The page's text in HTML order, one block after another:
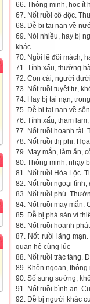
66. Thông minh, học ít
67. Nốt ruồi cô độc.
68. Dễ bị tai nạn về
69. Nói nhiều, hay bị
khác
70. Ngồi lê đôi mách,
71. Tính xấu, thường
72. Con cái, người
73. Nốt ruồi tuyệt tự,
74. Hay bị tai nạn,
75. Dễ bị tai nạn về
76. Tính xấu, tham
77. Nốt ruồi hoạnh tài.
78. Nốt ruồi thị phi.
79. May mắn, làm ăn,
80. Thông minh, nhạy
81. Nốt ruồi Hòa Lộc.
82. Nốt ruồi ngoại
83. Nốt ruồi phú.
84. Nốt ruồi may mắn.
85. Dễ bị phá sản vì
86. Nốt ruồi hoạnh
87. Nốt ruồi lãng
quan hệ cùng lúc
88. Nốt ruồi trác táng.
89. Khôn ngoan,
90. Số sung sướng,
91. Nốt ruồi bình an.
92. Dễ bị người khác